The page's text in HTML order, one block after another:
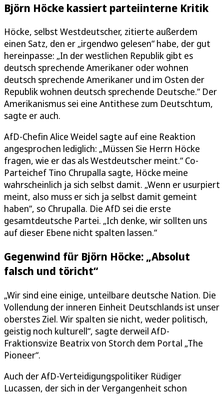
Björn Höcke kassiert parteiinterne Kritik
Höcke, selbst Westdeutscher, zitierte außerdem
einen Satz, den er „irgendwo gelesen“ habe, der gut
hereinpasse: „In der westlichen Republik gibt es
deutsch sprechende Amerikaner oder wohnen
deutsch sprechende Amerikaner und im Osten der
Republik wohnen deutsch sprechende Deutsche.“ Der
Amerikanismus sei eine Antithese zum Deutschtum,
sagte er auch.
AfD-Chefin Alice Weidel sagte auf eine Reaktion
angesprochen lediglich: „Müssen Sie Herrn Höcke
fragen, wie er das als Westdeutscher meint.“ Co-
Parteichef Tino Chrupalla sagte, Höcke meine
wahrscheinlich ja sich selbst damit. „Wenn er usurpiert
meint, also muss er sich ja selbst damit gemeint
haben“, so Chrupalla. Die AfD sei die erste
gesamtdeutsche Partei. „Ich denke, wir sollten uns
auf dieser Ebene nicht spalten lassen.“
Gegenwind für Björn Höcke: „Absolut
falsch und töricht“
„Wir sind eine einige, unteilbare deutsche Nation. Die
Vollendung der inneren Einheit Deutschlands ist unser
oberstes Ziel. Wir spalten sie nicht, weder politisch,
geistig noch kulturell“, sagte derweil AfD-
Fraktionsvize Beatrix von Storch dem Portal „The
Pioneer“.
Auch der AfD-Verteidigungspolitiker Rüdiger
Lucassen, der sich in der Vergangenheit schon